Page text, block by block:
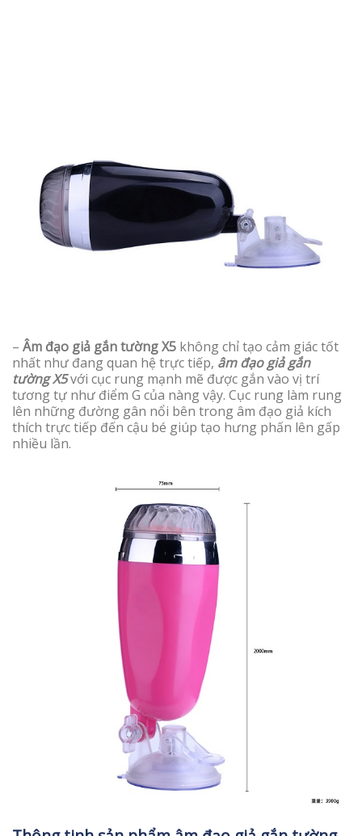
– Âm đạo giả gắn tường X5 không chỉ tạo cảm giác tốt
nhất như đang quan hệ trực tiếp, âm đạo giả gắn
tường X5với cục rung mạnh mẽ được gắn vào vị trí
tương tự như điểm G của nàng vậy. Cục rung làm rung
lên những đường gân nổi bên trong âm đạo giả kích
thích trực tiếp đến cậu bé giúp tạo hưng phấn lên gấp
nhiều lần.